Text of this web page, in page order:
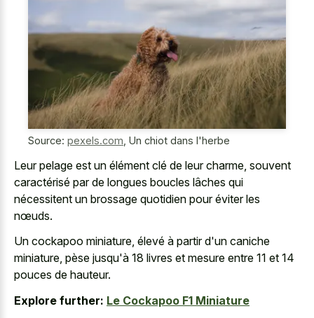
Source: pexels.com Un chiot dans l'herbe
Leur pelage est un élément clé de leur charme, souvent
caractérisé par de longues boucles lâches qui
nécessitent un brossage quotidien pour éviter les
nœuds.
Un cockapoo miniature, élevé à partir d'un caniche
miniature, pèse jusqu'à 18 livres et mesure entre 11 et 14
pouces de hauteur.
Explore further: Le Cockapoo F1 Miniature